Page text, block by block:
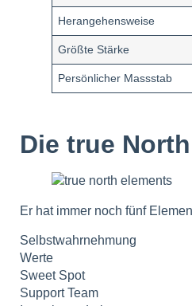
Herangehensweise
Größte Stärke
Persönlicher Massstab
Die true
Er hat immer noch fünf
Selbstwahrnehmung
Werte
Sweet Spot
Support Team